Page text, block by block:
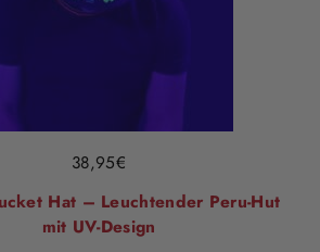
38,95€
Hat – Leuchtender Peru-Hut
mit UV-Design